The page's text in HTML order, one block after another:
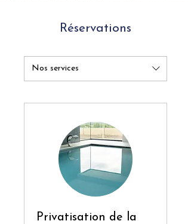
Nos services
Privatisation de la
Réservations